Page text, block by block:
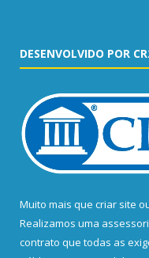
DESENVOLVIDO POR
Muito mais que criar site
Realizamos uma
contrato que todas as